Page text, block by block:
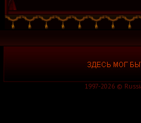
1997-2026 ©